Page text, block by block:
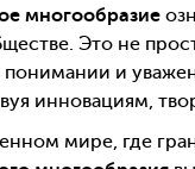
многообразие
Это не
понимании и
инновациям,
мире, где